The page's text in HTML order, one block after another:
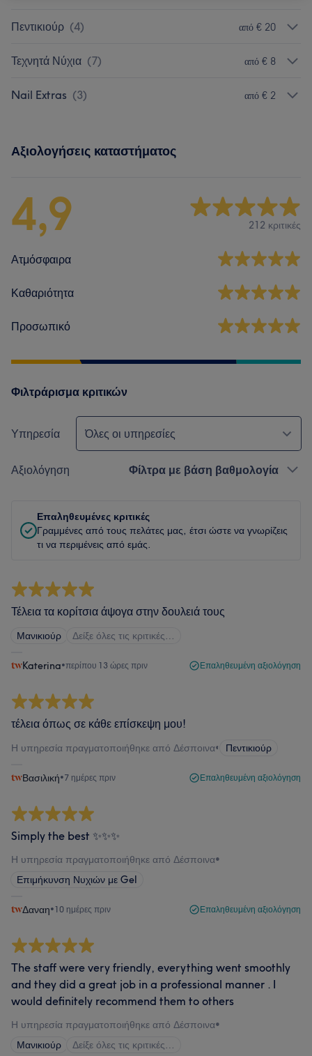
Πεντικιούρ (4) από € 20
Τεχνητά Νύχια (7) από € 8
Nail Extras (3) από € 2
Αξιολογήσεις καταστήματος
4,9 212 κριτικές
Ατμόσφαιρα
Καθαριότητα
Προσωπικό
Φιλτράρισμα κριτικών
Υπηρεσία Όλες οι υπηρεσίες
Αξιολόγηση Φίλτρα με βάση βαθμολογία
Επαληθευμένες κριτικές
Γραμμένες από τους πελάτες μας, έτσι ώστε να γνωρίζεις
τι να περιμένεις από εμάς.
Τέλεια τα κορίτσια άψογα στην δουλειά τους
Μανικιούρ Δείξε όλες τις κριτικές…
Katerina•περίπου 13 ώρες πριν Επαληθευμένη αξιολόγηση
τέλεια όπως σε κάθε επίσκεψη μου!
Η υπηρεσία πραγματοποιήθηκε από Δέσποινα• Πεντικιούρ
Βασιλική•7 ημέρες πριν Επαληθευμένη αξιολόγηση
Simply the best ✨✨✨
Η υπηρεσία πραγματοποιήθηκε από Δέσποινα•
Επιμήκυνση Νυχιών με Gel
Δαναη•10 ημέρες πριν Επαληθευμένη αξιολόγηση
The staff were very friendly, everything went smoothly
and they did a great job in a professional manner . I
would definitely recommend them to others
Η υπηρεσία πραγματοποιήθηκε από Δέσποινα•
Μανικιούρ
Δείξε όλες τις κριτικές…